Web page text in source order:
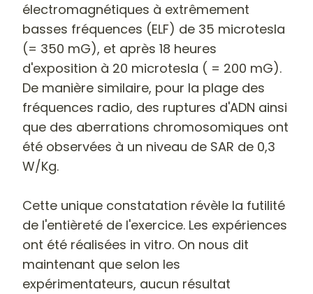
électromagnétiques à extrêmement
basses fréquences (ELF) de 35 microtesla
(= 350 mG), et après 18 heures
d'exposition à 20 microtesla ( = 200 mG).
De manière similaire, pour la plage des
fréquences radio, des ruptures d'ADN ainsi
que des aberrations chromosomiques ont
été observées à un niveau de SAR de 0,3
W/Kg.
Cette unique constatation révèle la futilité
de l'entièreté de l'exercice. Les expériences
ont été réalisées in vitro. On nous dit
maintenant que selon les
expérimentateurs, aucun résultat